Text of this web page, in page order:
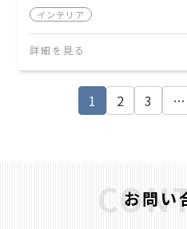
インテリア
詳細を見る
1 2 3 …
お問い